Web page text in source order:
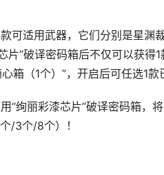
适用武器，它们分别是星渊
”破译密码箱后不仅可以获得
箱（1个）”，开启后可任选1款
丽彩漆芯片”破译密码箱，
/3个/8个）！